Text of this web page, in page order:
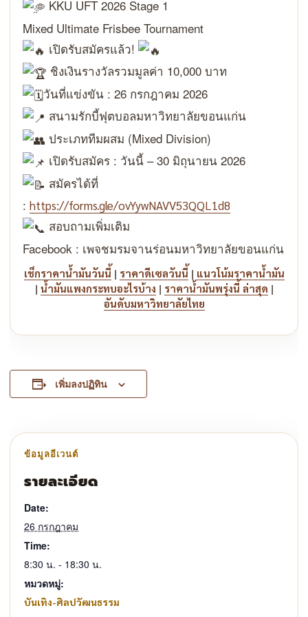
KKU UFT 2026 Stage 1
Mixed Ultimate Frisbee Tournament
เปิดรับสมัครแล้ว!
ชิงเงินรางวัลรวมมูลค่า 10,000 บาท
วันที่แข่งขัน : 26 กรกฎาคม 2026
สนามรักบี้ฟุตบอลมหาวิทยาลัยขอนแก่น
ประเภททีมผสม (Mixed Division)
เปิดรับสมัคร : วันนี้ – 30 มิถุนายน 2026
สมัครได้ที่
: https://forms.gle/ovYywNAVV53QQL1d8
สอบถามเพิ่มเติม
Facebook : เพจชมรมจานร่อนมหาวิทยาลัยขอนแก่น
เช็กราคาน้ำมันวันนี้ | ราคาดีเซลวันนี้ | แนวโน้มราคาน้ำมัน
| น้ำมันแพงกระทบอะไรบ้าง | ราคาน้ำมันพรุ่งนี้ ล่าสุด |
อันดับมหาวิทยาลัยไทย
เพิ่มลงปฏิทิน
รายละเอียด
Date:
26 กรกฎาคม
Time:
8:30 น. - 18:30 น.
หมวดหมู่:
บันเทิง-ศิลปวัฒนธรรม